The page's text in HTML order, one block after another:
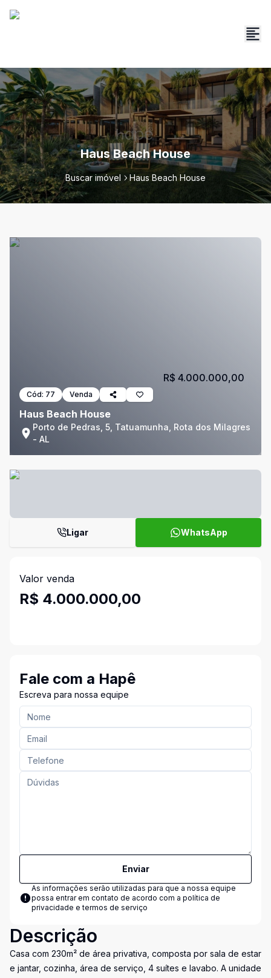
Haus Beach House
Buscar imóvel Haus Beach House
Cód: 77 Venda
Haus Beach House
Porto de Pedras, 5, Tatuamunha, Rota dos Milagres
- AL
R$ 4.000.000,00
Ligar WhatsApp
Valor venda
R$ 4.000.000,00
Fale com a Hapê
Escreva para nossa equipe
Enviar
As informações serão utilizadas para que a nossa equipe
possa entrar em contato de acordo com a política de
privacidade e termos de serviço
Descrição
Casa com 230m² de área privativa, composta por sala de estar
e jantar, cozinha, área de serviço, 4 suítes e lavabo. A unidade